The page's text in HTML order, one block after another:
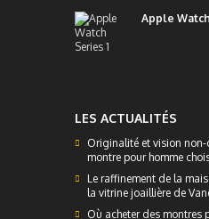
Apple
LES ACTUALITÉS
Originalité et vision
montre pour homme
Le raffinement de la
la vitrine joaillière de
Où acheter des montres